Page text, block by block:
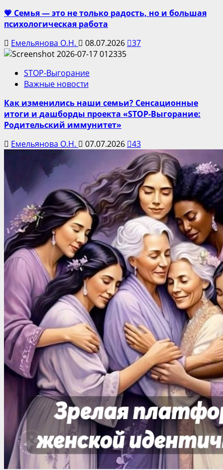
💗 Семья — это не только радость, но и большая
психологическая работа
Емельянова О.Н.
08.07.2026 37
STOP-Выгорание
Важные новости
Как изменились наши семьи? Сенсационные
итоги и дашборды проекта «STOP-Выгорание:
Родительский иммунитет»
Емельянова О.Н.
07.07.2026 43